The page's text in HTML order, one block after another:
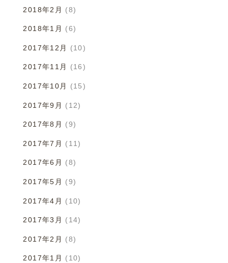
2018年2月 (8)
2018年1月 (6)
2017年12月 (10)
2017年11月 (16)
2017年10月 (15)
2017年9月 (12)
2017年8月 (9)
2017年7月 (11)
2017年6月 (8)
2017年5月 (9)
2017年4月 (10)
2017年3月 (14)
2017年2月 (8)
2017年1月 (10)